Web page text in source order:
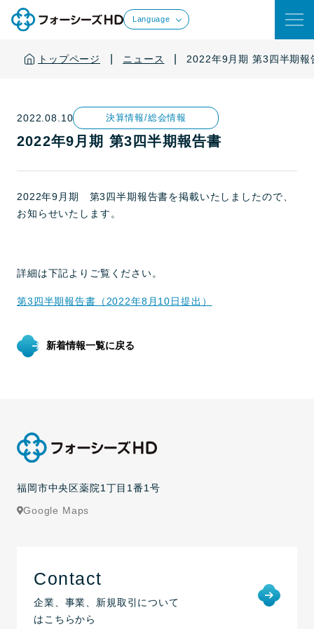
Language
トップページ ニュース 2022年9月期 第3四半期報
2022.08.10 決算情報/総会情報
2022年9月期 第3四半期報告書
2022年9月期 第3四半期報告書を掲載いたしましたので、
お知らせいたします。
詳細は下記よりご覧ください。
第3四半期報告書（2022年8月10日提出）
新着情報一覧に戻る
福岡市中央区薬院1丁目1番1号
Google Maps
Contact
企業、事業、新規取引について
はこちらから